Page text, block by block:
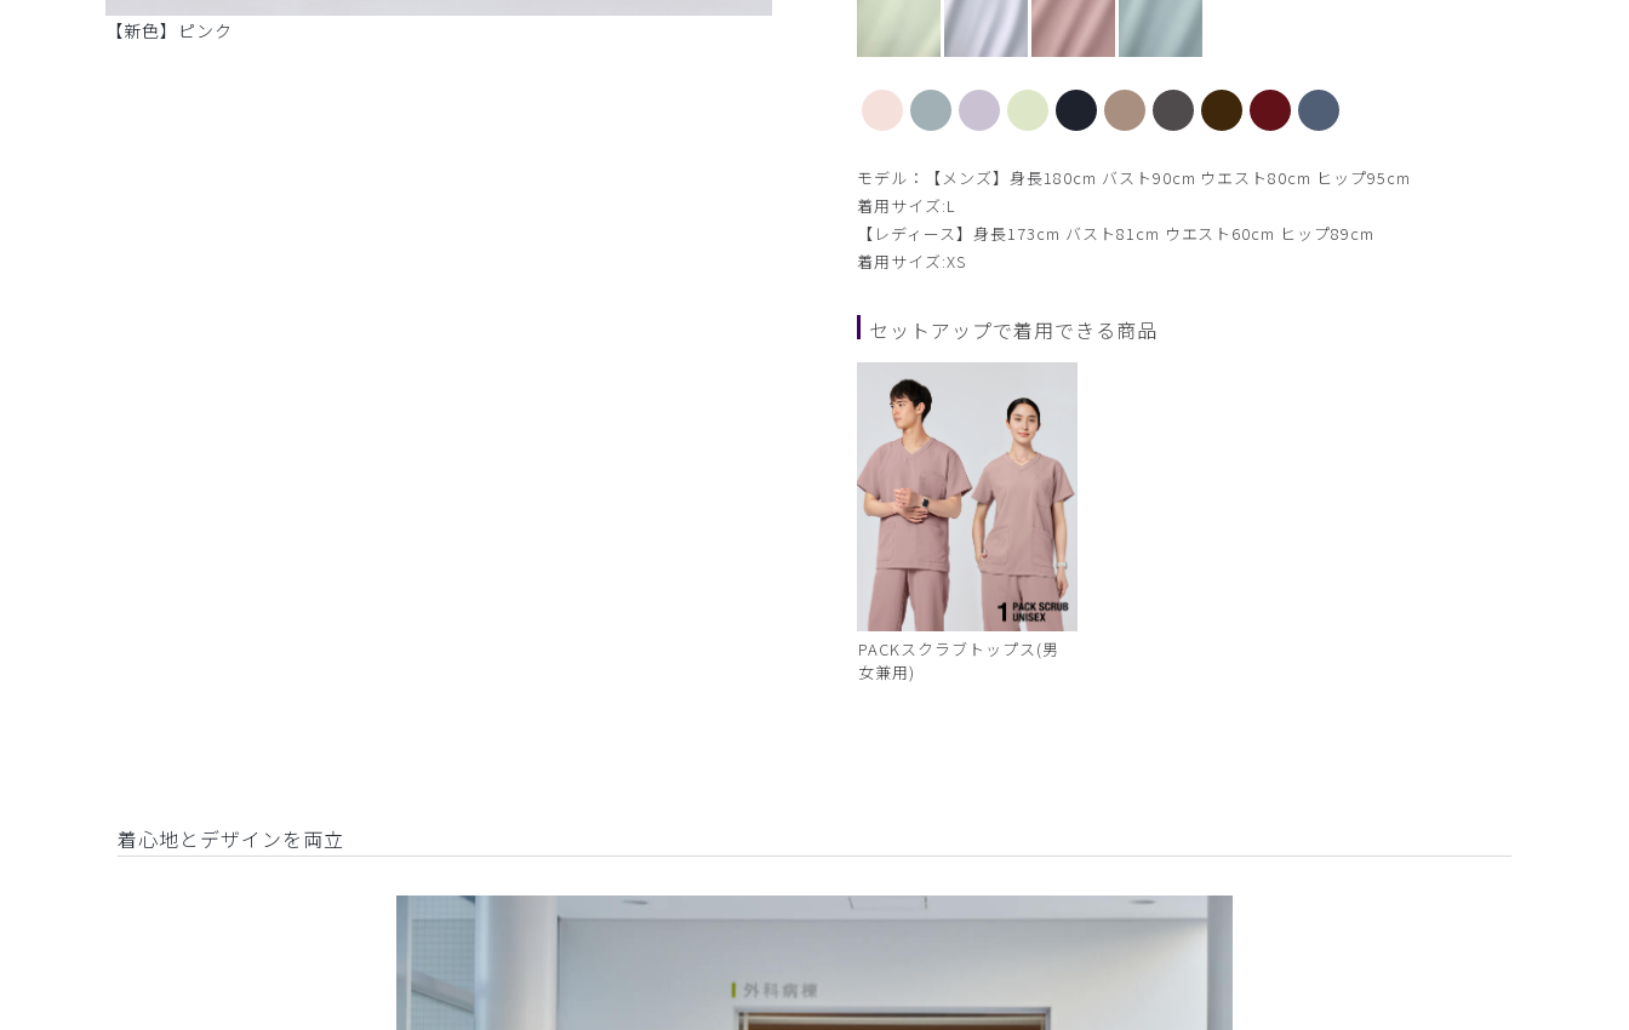
【新色】ピンク
モデル：【メンズ】身長180cm バスト90cm ウエスト80cm ヒップ95cm
着用サイズ:L
【レディース】身長173cm バスト81cm ウエスト60cm ヒップ89cm
着用サイズ:XS
セットアップで着用できる商品
PACKスクラブトップス(男
女兼用)
着心地とデザインを両立